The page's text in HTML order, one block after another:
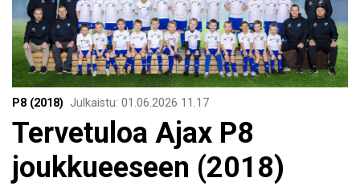
P8 (2018) Julkaistu: 01.06.2026 11.17
Tervetuloa Ajax P8
joukkueeseen (2018)